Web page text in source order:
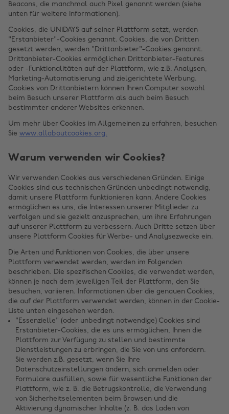
Beacons, die manchmal auch Pixel genannt werden (siehe
unten für weitere Informationen).
Cookies, die UNiDAYS auf seiner Plattform setzt, werden
"Erstanbieter"-Cookies genannt. Cookies, die von Dritten
gesetzt werden, werden "Drittanbieter"-Cookies genannt.
Drittanbieter-Cookies ermöglichen Drittanbieter-Features
oder -Funktionalitäten auf der Plattform, wie z.B. Analysen,
Marketing-Automatisierung und zielgerichtete Werbung.
Cookies von Drittanbietern können Ihren Computer sowohl
beim Besuch unserer Plattform als auch beim Besuch
bestimmter anderer Websites erkennen.
Um mehr über Cookies im Allgemeinen zu erfahren, besuchen
Sie www.allaboutcookies.org.
Warum verwenden wir Cookies?
Wir verwenden Cookies aus verschiedenen Gründen. Einige
Cookies sind aus technischen Gründen unbedingt notwendig,
damit unsere Plattform funktionieren kann. Andere Cookies
ermöglichen es uns, die Interessen unserer Mitglieder zu
verfolgen und sie gezielt anzusprechen, um ihre Erfahrungen
auf unserer Plattform zu verbessern. Auch Dritte setzen über
unsere Plattform Cookies für Werbe- und Analysezwecke ein.
Die Arten und Funktionen von Cookies, die über unsere
Plattform verwendet werden, werden im Folgenden
beschrieben. Die spezifischen Cookies, die verwendet werden,
können je nach dem jeweiligen Teil der Plattform, den Sie
besuchen, variieren. Informationen über die genauen Cookies,
die auf der Plattform verwendet werden, können in der Cookie-
Liste unten eingesehen werden.
"Essenzielle" (oder unbedingt notwendige) Cookies sind
Erstanbieter-Cookies, die es uns ermöglichen, Ihnen die
Plattform zur Verfügung zu stellen und bestimmte
Dienstleistungen zu erbringen, die Sie von uns anfordern.
Sie werden z.B. gesetzt, wenn Sie Ihre
Datenschutzeinstellungen ändern, sich anmelden oder
Formulare ausfüllen, sowie für wesentliche Funktionen der
Plattform, wie z. B. die Betrugskontrolle, die Verwendung
von Sicherheitselementen beim Browsen und die
Aktivierung dynamischer Inhalte (z. B. das Laden von